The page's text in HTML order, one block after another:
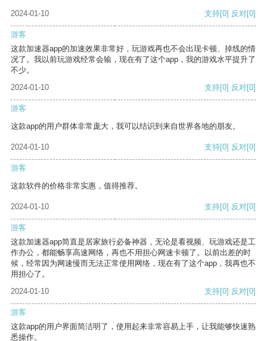
2024-01-10 支持[0] 反对[0]
游客
这款加速器app的加速效果非常好，玩游戏再也不会出现卡顿、掉线的情
况了。我以前玩游戏经常会输，现在有了这个app，我的游戏水平提升了
不少。
2024-01-10
支持[0] 反对[0]
游客
这款app的用户群体非常庞大，我可以结识到来自世界各地的朋友。
2024-01-10 支持[0] 反对[0]
游客
这款软件的价格非常实惠，值得推荐。
2024-01-10 支持[0] 反对[0]
游客
这款加速器app简直是居家旅行必备神器，无论是看视频、玩游戏还是工
作办公，都能畅享高速网络，再也不用担心网速卡顿了。以前出差的时
候，经常因为网速慢而无法正常使用网络，现在有了这个app，我再也不
用担心了。
2024-01-10
支持[0] 反对[0]
游客
这款app的用户界面简洁明了，使用起来非常容易上手，让我能够快速熟
悉操作。